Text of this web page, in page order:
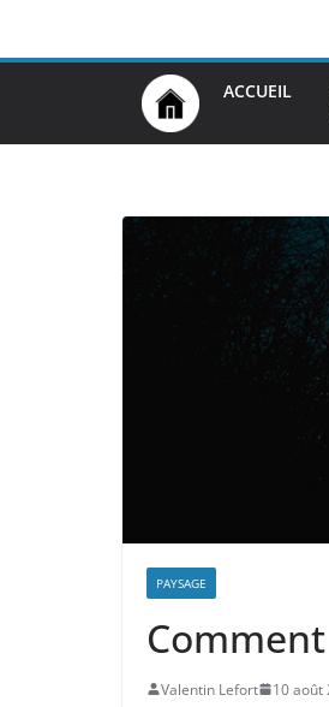
ACCUEIL
PAYSAGE
Valentin Lefort 10 août